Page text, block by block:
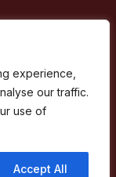
experience,
our traffic.
use of
Accept All